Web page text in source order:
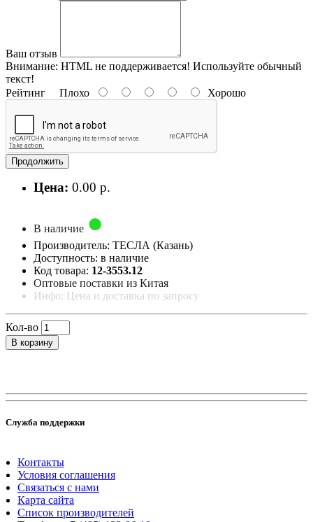
Ваш отзыв
Внимание: HTML не поддерживается! Используйте обычный
текст!
Рейтинг Плохо Хорошо
Продолжить
Цена: 0.00 р.
В наличие
Производитель: ТЕСЛА (Казань)
Доступность: в наличие
Код товара: 12-3553.12
Оптовые поставки из Китая
Инфо: Цена и доставка по запросу
Кол-во
В корзину
Служба поддержки
Контакты
Условия соглашения
Связаться с нами
Карта сайта
Список производителей